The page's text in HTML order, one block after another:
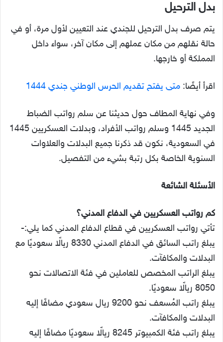
بدل الترحيل
يتم صرف بدل الترحيل للجندي عند التعيين لأول مرة، أو في
حالة نقلهم من مكان عملهم إلى مكان آخر، سواء داخل
المملكة أو خارجها.
اقرأ أيضًا: متى يفتح تقديم الحرس الوطني جندي 1444
وفي نهاية المطاف حول حديثنا عن سلم رواتب الضباط
الجديد 1445 وسلم رواتب الأفراد، وبدلات العسكريين 1445
في السعودية، نكون قد ذكرنا جميع البدلات والعلاوات
السنوية الخاصة بكل رتبة بشيء من التفصيل.
الأسئلة الشائعة
كم رواتب العسكريين في الدفاع المدني؟
تأتي رواتب العسكريين في قطاع الدفاع المدني كما يلي:-
يبلغ راتب السائق في الدفاع المدني 8330 ريالًا سعوديًا مع
البدلات والمكافآت.
يبلغ الراتب المخصص للعاملين في فئة الاتصالات نحو
8050 ريالًا سعوديًا.
يبلغ راتب المُسعف نحو 9200 ريال سعودي مضافًا إليه
البدلات والمكافآت.
يبلغ راتب فئة الكمبيوتر 8245 ريالًا سعوديًا مضافًا إليه